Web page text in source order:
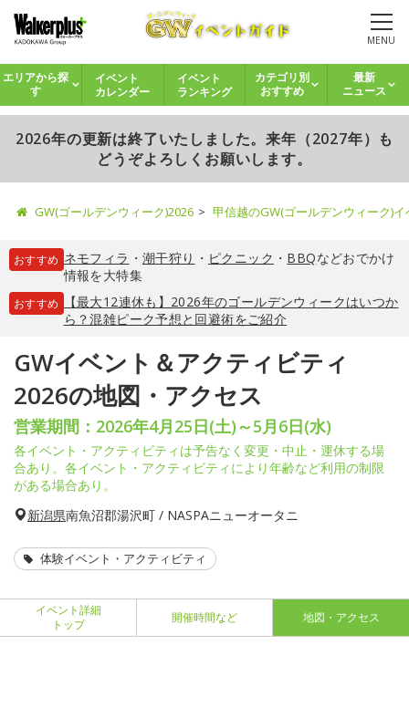
MENU
エリアから探
す
イベント
カレンダー
イベント
ランキング
カテゴリ別
おすすめ
最新
ニュース
2026年の更新は終了いたしました。来年（2027年）も
どうぞよろしくお願いします。
GW(ゴールデンウィーク)2026 甲信越のGW(ゴールデンウィーク)
おすすめ ネモフィラ ・ 潮干狩り ・ ピクニック ・ BBQなどおでかけ
情報を大特集
おすすめ
【最大12連休も】2026年のゴールデンウィークはいつか
ら？混雑ピーク予想と回避術をご紹介
GWイベント＆アクティビティ
2026の地図・アクセス
営業期間：2026年4月25日(土)～5月6日(水)
各イベント・アクティビティは予告なく変更・中止・運休する場
合あり。各イベント・アクティビティにより年齢など利用の制限
がある場合あり。
新潟県南魚沼郡湯沢町 / NASPAニューオータニ
体験イベント・アクティビティ
イベント詳細
トップ
開催時間など 地図・アクセス